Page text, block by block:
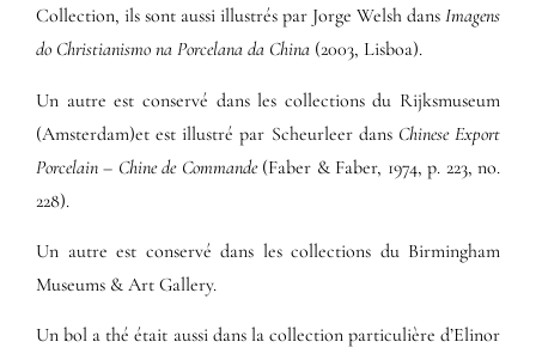
Collection, ils sont aussi illustrés par Jorge Welsh dans Imagens
do Christianismo na Porcelana da China (2003, Lisboa).
Un autre est conservé dans les collections du Rijksmuseum
(Amsterdam)et est illustré par Scheurleer dans Chinese Export
Porcelain – Chine de Commande (Faber & Faber, 1974, p. 223, no.
228).
Un autre est conservé dans les collections du Birmingham
Museums & Art Gallery.
Un bol a thé était aussi dans la collection particulière d’Elinor